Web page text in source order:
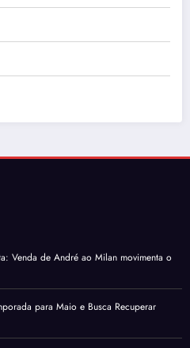
Venda de André ao Milan movimenta o
para Maio e Busca Recuperar